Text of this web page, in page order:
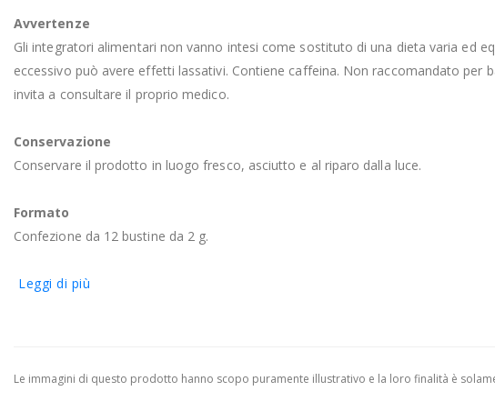
Avvertenze
Gli integratori alimentari non vanno intesi come sostituto di una dieta varia ed
eccessivo può avere effetti lassativi. Contiene caffeina. Non raccomandato
invita a consultare il proprio medico.
Conservazione
Conservare il prodotto in luogo fresco, asciutto e al riparo dalla luce.
Formato
Confezione da 12 bustine da 2 g.
Leggi di più
Le immagini di questo prodotto hanno scopo puramente illustrativo e la loro finalità è